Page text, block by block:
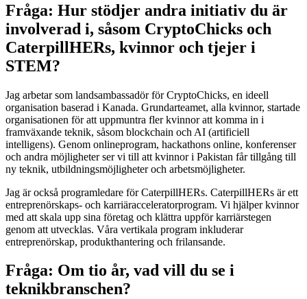
Fråga: Hur stödjer andra initiativ du är
involverad i, såsom CryptoChicks och
CaterpillHERs, kvinnor och tjejer i
STEM?
Jag arbetar som landsambassadör för CryptoChicks, en ideell
organisation baserad i Kanada. Grundarteamet, alla kvinnor, startade
organisationen för att uppmuntra fler kvinnor att komma in i
framväxande teknik, såsom blockchain och AI (artificiell
intelligens). Genom onlineprogram, hackathons online, konferenser
och andra möjligheter ser vi till att kvinnor i Pakistan får tillgång till
ny teknik, utbildningsmöjligheter och arbetsmöjligheter.
Jag är också programledare för CaterpillHERs. CaterpillHERs är ett
entreprenörskaps- och karriäracceleratorprogram. Vi hjälper kvinnor
med att skala upp sina företag och klättra uppför karriärstegen
genom att utvecklas. Våra vertikala program inkluderar
entreprenörskap, produkthantering och frilansande.
Fråga: Om tio år, vad vill du se i
teknikbranschen?